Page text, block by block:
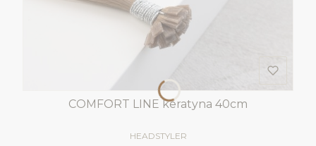
COMFORT LINE keratyna 40cm
PRODUCENT
HEADSTYLER